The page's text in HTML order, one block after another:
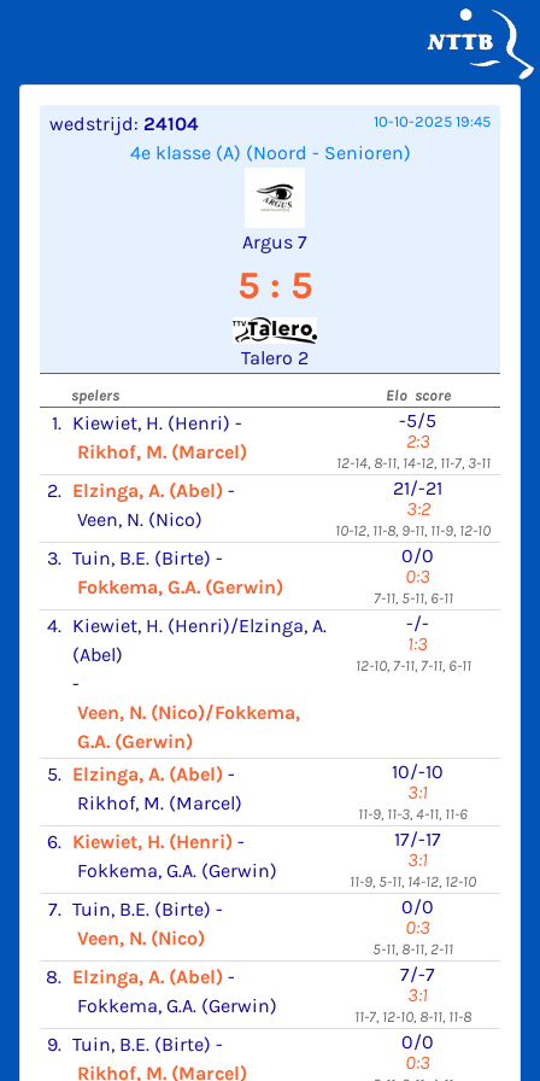
wedstrijd: 24104 10-10-2025 19:45
4e klasse (A) (Noord - Senioren)
Argus 7
5 : 5
Talero 2
spelers Elo score
1. Kiewiet, H. (Henri) -
Rikhof, M. (Marcel)
-5/5
2:3
12-14, 8-11, 14-12, 11-7, 3-11
2. Elzinga, A. (Abel) -
Veen, N. (Nico)
21/-21
3:2
10-12, 11-8, 9-11, 11-9, 12-10
3. Tuin, B.E. (Birte) -
Fokkema, G.A. (Gerwin)
0/0
0:3
7-11, 5-11, 6-11
4. Kiewiet, H. (Henri)/Elzinga, A.
(Abel)
-
Veen, N. (Nico)/Fokkema,
G.A. (Gerwin)
-/-
1:3
12-10, 7-11, 7-11, 6-11
5. Elzinga, A. (Abel) -
Rikhof, M. (Marcel)
10/-10
3:1
11-9, 11-3, 4-11, 11-6
6. Kiewiet, H. (Henri) -
Fokkema, G.A. (Gerwin)
17/-17
3:1
11-9, 5-11, 14-12, 12-10
7. Tuin, B.E. (Birte) -
Veen, N. (Nico)
0/0
0:3
5-11, 8-11, 2-11
8. Elzinga, A. (Abel) -
Fokkema, G.A. (Gerwin)
7/-7
3:1
11-7, 12-10, 8-11, 11-8
9. Tuin, B.E. (Birte) -
Rikhof, M. (Marcel)
0/0
0:3